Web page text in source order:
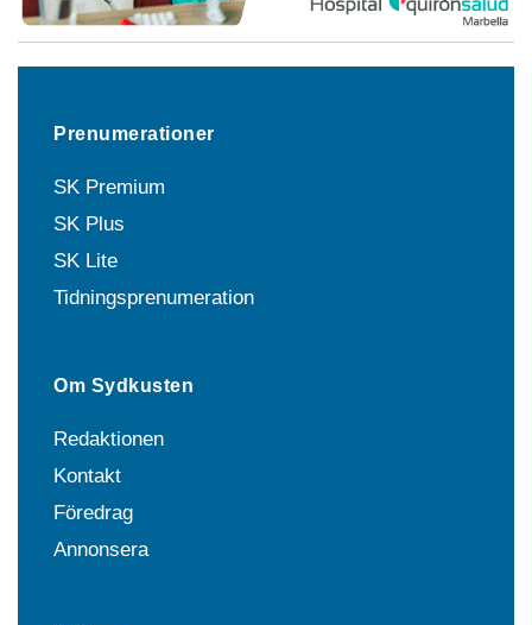
Prenumerationer
SK Premium
SK Plus
SK Lite
Tidningsprenumeration
Om Sydkusten
Redaktionen
Kontakt
Föredrag
Annonsera